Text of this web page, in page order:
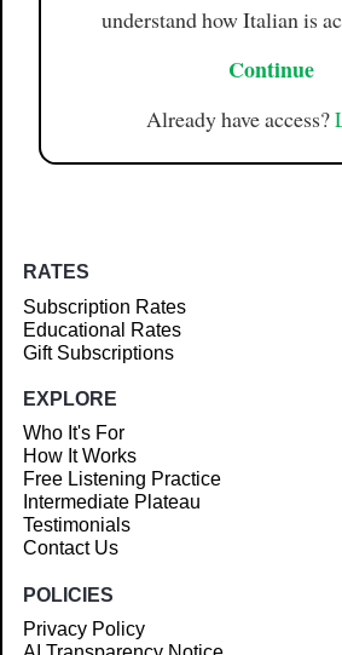
understand how Italian is
Continue
Already have access?
RATES
Subscription Rates
Educational Rates
Gift Subscriptions
EXPLORE
Who It's For
How It Works
Free Listening Practice
Intermediate Plateau
Testimonials
Contact Us
POLICIES
Privacy Policy